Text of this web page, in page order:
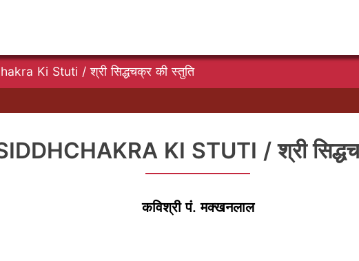
Ki Stuti / श्री सिद्धचक्र की स्तुति
KI STUTI / श्री
कविश्री पं. मक्खनलाल